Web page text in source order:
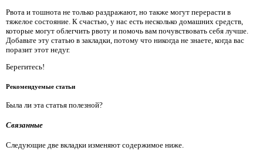
Рвота и тошнота не только раздражают, но также могут перерасти в
тяжелое состояние. К счастью, у нас есть несколько домашних средств,
которые могут облегчить рвоту и помочь вам почувствовать себя лучше.
Добавьте эту статью в закладки, потому что никогда не знаете, когда вас
поразит этот недуг.
Берегитесь!
Рекомендуемые статьи
Была ли эта статья полезной?
Связанные
Следующие две вкладки изменяют содержимое ниже.